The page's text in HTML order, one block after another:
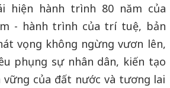
hiện hành trình 80 năm của
- hành trình của trí tuệ, bản
vọng không ngừng vươn lên,
phụng sự nhân dân, kiến tạo
của đất nước và tương lai